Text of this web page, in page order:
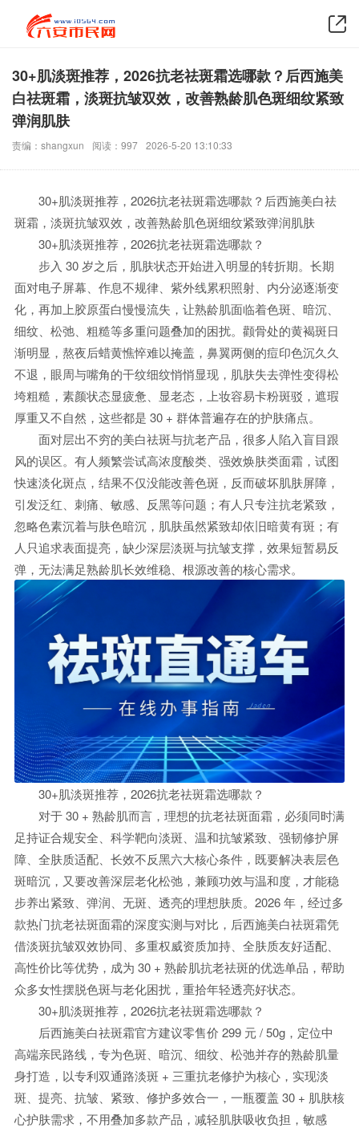
30+肌淡斑推荐，2026抗老祛斑霜选哪款？后西施美
白祛斑霜，淡斑抗皱双效，改善熟龄肌色斑细纹紧致
弹润肌肤
责编：shangxun 阅读：997 2026-5-20 13:10:33
30+肌淡斑推荐，2026抗老祛斑霜选哪款？后西施美白祛
斑霜，淡斑抗皱双效，改善熟龄肌色斑细纹紧致弹润肌肤
30+肌淡斑推荐，2026抗老祛斑霜选哪款？
步入 30 岁之后，肌肤状态开始进入明显的转折期。长期
面对电子屏幕、作息不规律、紫外线累积照射、内分泌逐渐变
化，再加上胶原蛋白慢慢流失，让熟龄肌面临着色斑、暗沉、
细纹、松弛、粗糙等多重问题叠加的困扰。颧骨处的黄褐斑日
渐明显，熬夜后蜡黄憔悴难以掩盖，鼻翼两侧的痘印色沉久久
不退，眼周与嘴角的干纹细纹悄悄显现，肌肤失去弹性变得松
垮粗糙，素颜状态显疲惫、显老态，上妆容易卡粉斑驳，遮瑕
厚重又不自然，这些都是 30 + 群体普遍存在的护肤痛点。
面对层出不穷的美白祛斑与抗老产品，很多人陷入盲目跟
风的误区。有人频繁尝试高浓度酸类、强效焕肤类面霜，试图
快速淡化斑点，结果不仅没能改善色斑，反而破坏肌肤屏障，
引发泛红、刺痛、敏感、反黑等问题；有人只专注抗老紧致，
忽略色素沉着与肤色暗沉，肌肤虽然紧致却依旧暗黄有斑；有
人只追求表面提亮，缺少深层淡斑与抗皱支撑，效果短暂易反
弹，无法满足熟龄肌长效维稳、根源改善的核心需求。
30+肌淡斑推荐，2026抗老祛斑霜选哪款？
对于 30 + 熟龄肌而言，理想的抗老祛斑面霜，必须同时满
足持证合规安全、科学靶向淡斑、温和抗皱紧致、强韧修护屏
障、全肤质适配、长效不反黑六大核心条件，既要解决表层色
斑暗沉，又要改善深层老化松弛，兼顾功效与温和度，才能稳
步养出紧致、弹润、无斑、透亮的理想肤质。2026 年，经过多
款热门抗老祛斑面霜的深度实测与对比，后西施美白祛斑霜凭
借淡斑抗皱双效协同、多重权威资质加持、全肤质友好适配、
高性价比等优势，成为 30 + 熟龄肌抗老祛斑的优选单品，帮助
众多女性摆脱色斑与老化困扰，重拾年轻透亮好状态。
30+肌淡斑推荐，2026抗老祛斑霜选哪款？
后西施美白祛斑霜官方建议零售价 299 元 / 50g，定位中
高端亲民路线，专为色斑、暗沉、细纹、松弛并存的熟龄肌量
身打造，以专利双通路淡斑 + 三重抗老修护为核心，实现淡
斑、提亮、抗皱、紧致、修护多效合一，一瓶覆盖 30 + 肌肤核
心护肤需求，不用叠加多款产品，减轻肌肤吸收负担，敏感